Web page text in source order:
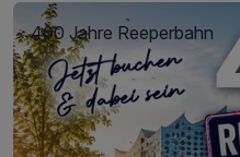
400 Jahre Reeperbahn